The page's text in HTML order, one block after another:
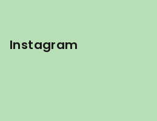
Instagram